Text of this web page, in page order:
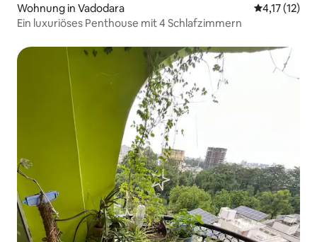
Wohnung in Vadodara
4,17 (12)
Ein luxuriöses Penthouse mit 4 Schlafzimmern